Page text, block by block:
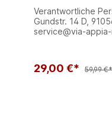
Verantwortliche
Gundstr. 14 D,
service@via-
29,00 €* 59,99 €*